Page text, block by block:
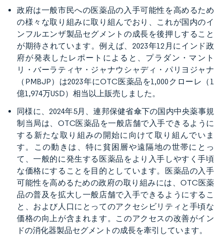
政府は一般市民への医薬品の入手可能性を高めるため
の様々な取り組みに取り組んでおり、これが国内のイ
ンフルエンザ製品セグメントの成長を後押しすること
が期待されています。例えば、2023年12月にインド政
府が発表したレポートによると、プラダン・マント
リ・バーラティヤ・ジャナウシャディ・パリヨジャナ
（PMBJP）は2023年にOTC医薬品を1,000クローレ（1
億1,974万USD）相当以上販売しました。
同様に、2024年5月、連邦保健省傘下の国内中央薬事規
制当局は、OTC医薬品を一般店舗で入手できるように
する新たな取り組みの開始に向けて取り組んでいま
す。この動きは、特に貧困層や遠隔地の世帯にとっ
て、一般的に発生する医薬品をより入手しやすく手頃
な価格にすることを目的としています。医薬品の入手
可能性を高めるための政府の取り組みには、OTC医薬
品の普及を拡大し一般店舗で入手できるようにするこ
と、および人口にとってのアクセシビリティと手頃な
価格の向上が含まれます。このアクセスの改善がイン
ドの消化器製品セグメントの成長を牽引しています。